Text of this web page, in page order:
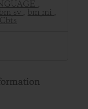
,
bm_sv , bm_mi ,